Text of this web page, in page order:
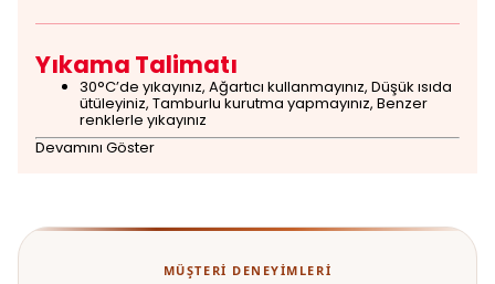
Yıkama Talimatı
30°C’de yıkayınız, Ağartıcı kullanmayınız, Düşük ısıda
ütüleyiniz, Tamburlu kurutma yapmayınız, Benzer
renklerle yıkayınız
Devamını Göster
MÜŞTERI DENEYIMLERI